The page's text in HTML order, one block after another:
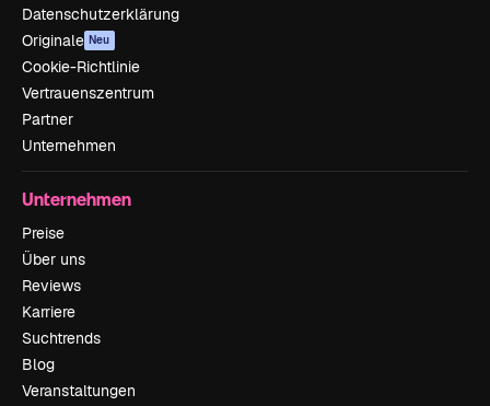
Datenschutzerklärung
Originale Neu
Cookie-Richtlinie
Vertrauenszentrum
Partner
Unternehmen
Unternehmen
Preise
Über uns
Reviews
Karriere
Suchtrends
Blog
Veranstaltungen